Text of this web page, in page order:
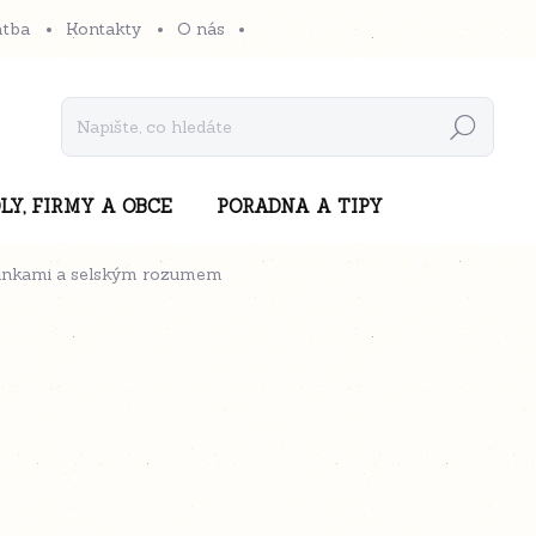
Kontakty O nás
Hledat
FIRMY A OBCE PORADNA A TIPY
a selským rozumem